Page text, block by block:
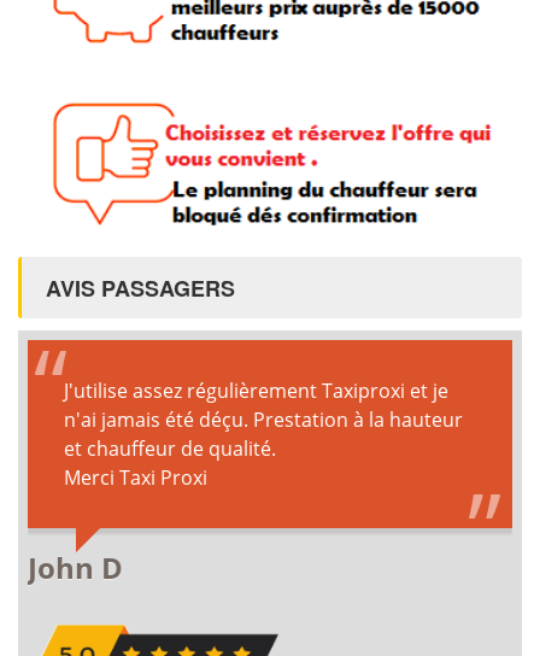
AVIS PASSAGERS